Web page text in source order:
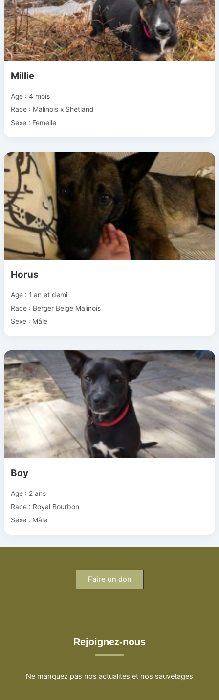
Millie
Age : 4 mois
Race : Malinois x Shetland
Sexe : Femelle
Horus
Age : 1 an et demi
Race : Berger Belge Malinois
Sexe : Mâle
Boy
Age : 2 ans
Race : Royal Bourbon
Sexe : Mâle
Faire un don
Rejoignez-nous
Ne manquez pas nos actualités et nos sauvetages